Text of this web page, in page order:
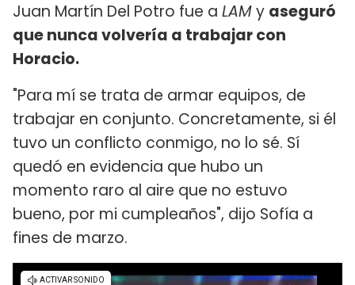
Juan Martín Del Potro fue a LAMy aseguró
que nunca volvería a trabajar con
Horacio.
"Para mí se trata de armar equipos, de
trabajar en conjunto. Concretamente, si él
tuvo un conflicto conmigo, no lo sé. Sí
quedó en evidencia que hubo un
momento raro al aire que no estuvo
bueno, por mi cumpleaños", dijo Sofía a
fines de marzo.